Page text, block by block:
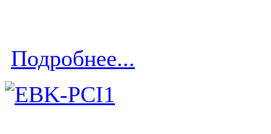
Подробнее...